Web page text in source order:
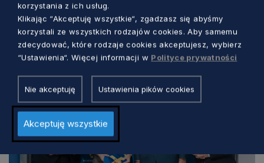
Zobacz również
korzystania z ich usług.
Klikając “Akceptuję wszystkie“, zgadzasz się abyśmy
korzystali ze wszystkich rodzajów cookies. Aby samemu
zdecydować, które rodzaje cookies akceptujesz, wybierz
“Ustawienia“. Więcej informacji w Polityce prywatności
Nie akceptuję Ustawienia pików cookies
Akceptuję wszystkie